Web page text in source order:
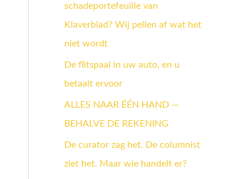
a
a
r
:
schadeportefeuille van
Klaverblad? Wij pellen af wat het
niet wordt
De flitspaal in uw auto, en u
betaalt ervoor
ALLES NAAR ÉÉN HAND —
BEHALVE DE REKENING
De curator zag het. De columnist
ziet het. Maar wie handelt er?